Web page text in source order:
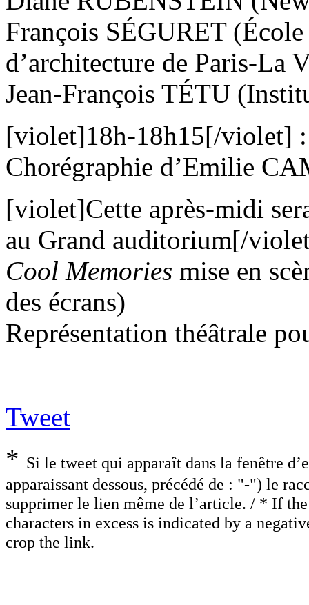
François SÉGURET
d’architecture de Paris-La
Jean-François TÉTU
[violet]18h-18h15[/violet]
Chorégraphie d’Emilie
[violet]Cette après-midi
au Grand auditorium[/
Cool Memories mise en
des écrans)
Représentation théâtrale
Tweet
* Si le tweet qui apparaît dans la fenêtre
apparaissant dessous, précédé de : "-") le
supprimer le lien même de l’article. / * If
characters in excess is indicated by a
crop the link.